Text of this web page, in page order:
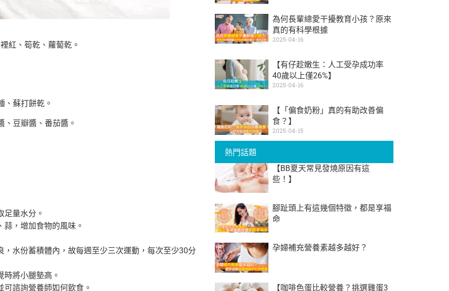
紅、筍乾、蘿蔔乾。
、蘇打餅乾。
、豆瓣醬、番茄醬。
足量水分。
蒜， 增加食物的風味。
水份蓄積體內， 故每週至少三次運動，每次至少30分
時將小腿墊高。
可諮詢營養師如何飲食。
為何長輩總愛干擾教育小孩？原來
真的有科學根據
2025-04-16
【有仔趁嫩生：人工受孕成功率
40歲以上僅26%】
2025-04-16
【「偏食奶粉」真的有助改善偏
食？】
2025-04-15
熱門話題
【BB夏天常見發燒原因有這
些！】
腳趾頭上有這幾個特徵，都是享福
命
孕婦補充營養素越多越好？
【咖啡色蛋比較營養？挑選雞蛋3